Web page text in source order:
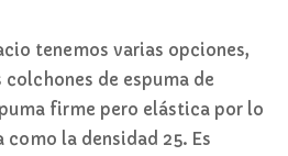
tenemos varias opciones,
colchones de espuma de
firme pero elástica por lo
como la densidad 25. Es